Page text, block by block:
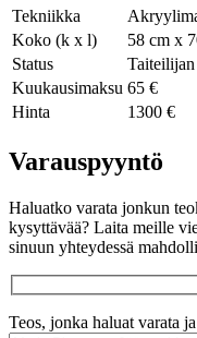
Tekniikka
Koko (k x l)
58 cm x
Status
Kuukausimaksu 65 €
Hinta
1300 €
Varauspyyntö
Haluatko varata jonkun
kysyttävää? Laita meille
sinuun yhteydessä
Teos, jonka haluat varata